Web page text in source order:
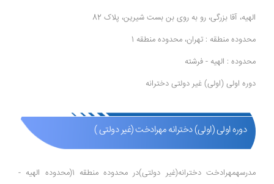
الهیه، آقا بزرگی، رو به روی بن بست شیرین، پلاک 82
محدوده منطقه : تهران، محدوده منطقه 1
محدوده : الهیه - فرشته
دوره اولی (اولی) غیر دولتی دخترانه
دوره اولی (اولی) دخترانه مهرادخت (غیر دولتی )
مدرسهمهرادخت دخترانه(غیر دولتی)در محدوده منطقه 1(محدوده الهیه -